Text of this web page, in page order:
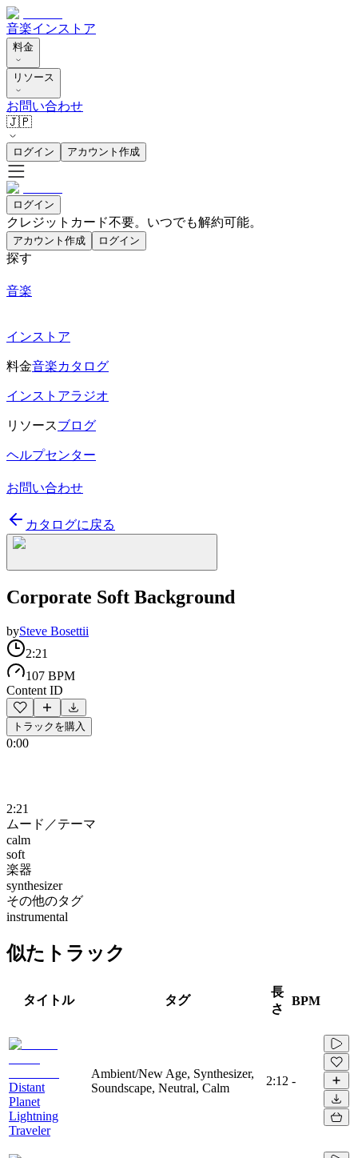
音楽インストア
料金
リソース
お問い合わせ
🇯🇵
ログイン アカウント作成
ログイン
クレジットカード不要。いつでも解約可能。
アカウント作成 ログイン
探す
音楽
インストア
料金音楽カタログ
インストアラジオ
リソースブログ
ヘルプセンター
お問い合わせ
カタログに戻る
Corporate Soft Background
bySteve Bosettii
2:21
107 BPM
Content ID
トラックを購入
0:00
2:21
ムード／テーマ
calm
soft
楽器
synthesizer
その他のタグ
instrumental
似たトラック
タイトル タグ
長
さ
BPM
Distant
Planet
Lightning
Traveler
Ambient/New Age, Synthesizer,
Soundscape, Neutral, Calm
2:12 -